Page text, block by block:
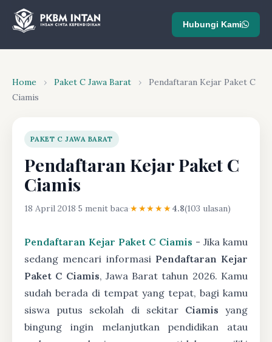
Hubungi Kami
Home › Paket C Jawa Barat ›
Pendaftaran Kejar Paket C
Ciamis
PAKET C JAWA BARAT
Pendaftaran Kejar Paket C
Ciamis
18 April 2018·5 menit baca·★★★★★4.8(103 ulasan)
Pendaftaran Kejar Paket C Ciamis - Jika kamu
sedang mencari informasi Pendaftaran Kejar
Paket C Ciamis, Jawa Barat tahun 2026. Kamu
sudah berada di tempat yang tepat, bagi kamu
siswa putus sekolah di sekitar Ciamis yang
bingung ingin melanjutkan pendidikan atau